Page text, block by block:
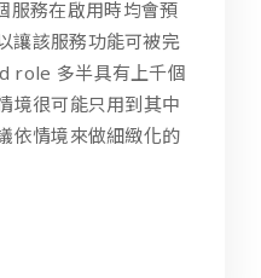
服務在啟用時均會預
該服務功能可被完
role 多半具有上千個
境很可能只用到其中
依情境來做細緻化的